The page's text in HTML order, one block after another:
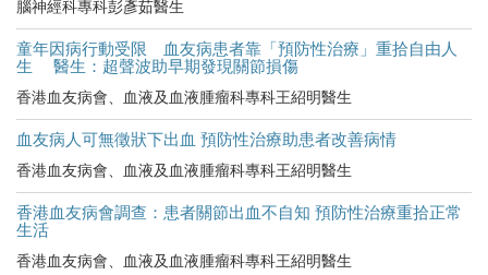
腦神經科專科彭彥茹醫生
童年因病行動受限 血友病患者靠「預防性治療」重拾自由人
生 醫生：超聲波助早期發現關節損傷
香港血友病會、血液及血液腫瘤科專科王紹明醫生
血友病人可無徵狀下出血 預防性治療助患者改善病情
香港血友病會、血液及血液腫瘤科專科王紹明醫生
香港血友病會調查：患者關節出血不自知 預防性治療重拾正常
生活
香港血友病會、血液及血液腫瘤科專科王紹明醫生